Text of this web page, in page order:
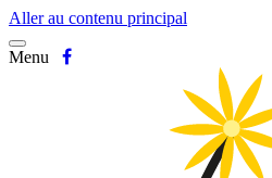
Aller au contenu principal
Menu